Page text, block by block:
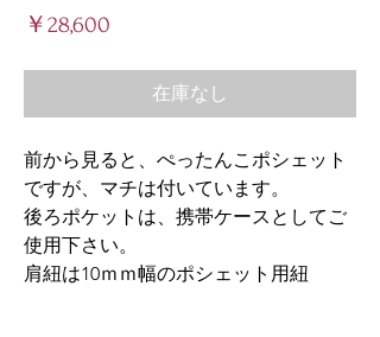
￥28,600
在庫なし
前から見ると、ぺったんこポシェット
ですが、マチは付いています。
後ろポケットは、携帯ケースとしてご
使用下さい。
肩紐は10ｍｍ幅のポシェット用紐